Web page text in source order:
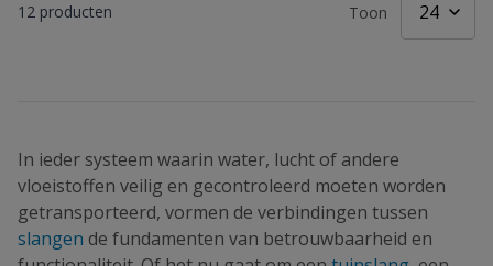
12 producten Toon
In ieder systeem waarin water, lucht of andere
vloeistoffen veilig en gecontroleerd moeten worden
getransporteerd, vormen de verbindingen tussen
slangen de fundamenten van betrouwbaarheid en